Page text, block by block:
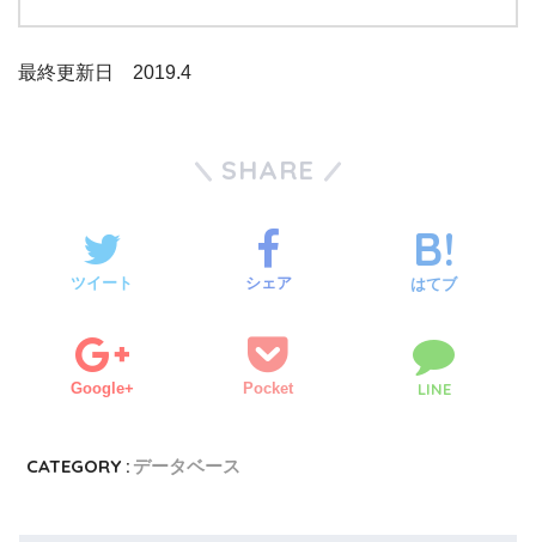
最終更新日 2019.4
SHARE
ツイート シェア はてブ
Google+ Pocket LINE
CATEGORY : データベース